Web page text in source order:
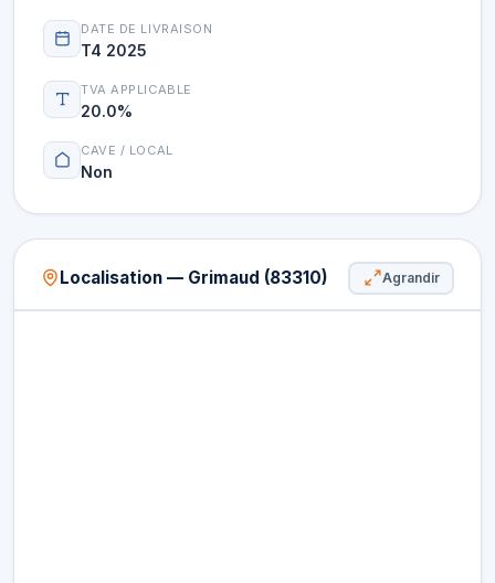
DATE DE LIVRAISON
T4 2025
TVA APPLICABLE
20.0%
CAVE / LOCAL
Non
Localisation — Grimaud (83310) Agrandir